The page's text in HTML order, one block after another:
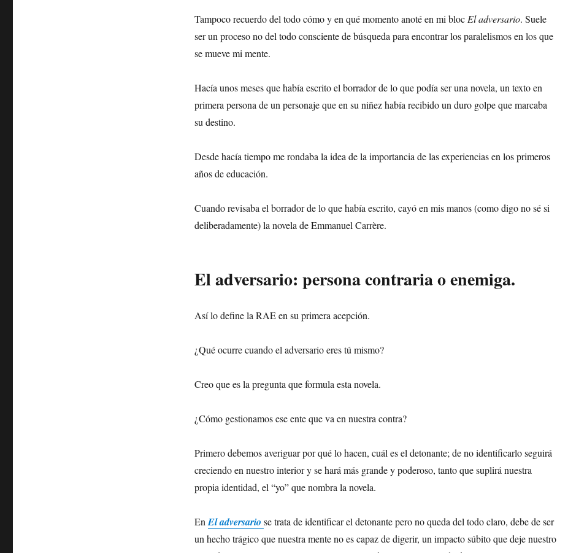
Tampoco recuerdo del todo cómo y en qué momento anoté en mi bloc El adversario. Suele
ser un proceso no del todo consciente de búsqueda para encontrar los paralelismos en los que
se mueve mi mente.
Hacía unos meses que había escrito el borrador de lo que podía ser una novela, un texto en
primera persona de un personaje que en su niñez había recibido un duro golpe que marcaba
su destino.
Desde hacía tiempo me rondaba la idea de la importancia de las experiencias en los primeros
años de educación.
Cuando revisaba el borrador de lo que había escrito, cayó en mis manos (como digo no sé si
deliberadamente) la novela de Emmanuel Carrère.
El adversario: persona contraria o enemiga.
Así lo define la RAE en su primera acepción.
¿Qué ocurre cuando el adversario eres tú mismo?
Creo que es la pregunta que formula esta novela.
¿Cómo gestionamos ese ente que va en nuestra contra?
Primero debemos averiguar por qué lo hacen, cuál es el detonante; de no identificarlo seguirá
creciendo en nuestro interior y se hará más grande y poderoso, tanto que suplirá nuestra
propia identidad, el “yo” que nombra la novela.
En El adversario se trata de identificar el detonante pero no queda del todo claro, debe de ser
un hecho trágico que nuestra mente no es capaz de digerir, un impacto súbito que deje nuestro